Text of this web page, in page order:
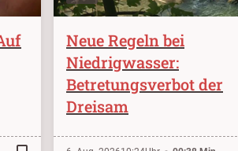
Neue Regeln bei
Niedrigwasser:
Betretungsverbot der
Dreisam